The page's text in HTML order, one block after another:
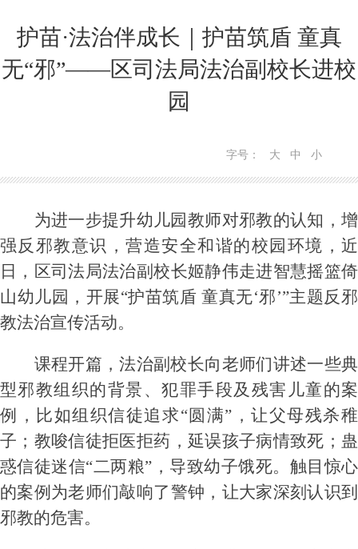
护苗·法治伴成长｜护苗筑盾 童真
无“邪”——区司法局法治副校长进校
园
字号： 大 中 小
为进一步提升幼儿园教师对邪教的认知，增
强反邪教意识，营造安全和谐的校园环境，近
日 ，区司法局法治副校长姬静伟走进智慧摇篮倚
山幼儿园，开展“护苗筑盾 童真无‘邪’”主题反邪
教法治宣传活动。
课程开篇，法治副校长向老师们讲述一些典
型邪教组织的背景、犯罪手段及残害儿童的案
例，比如组织信徒追求“圆满”，让父母残杀稚
子；教唆信徒拒医拒药，延误孩子病情致死；蛊
惑信徒迷信“二两粮”，导致幼子饿死。触目惊心
的案例为老师们敲响了警钟，让大家深刻认识到
邪教的危害。